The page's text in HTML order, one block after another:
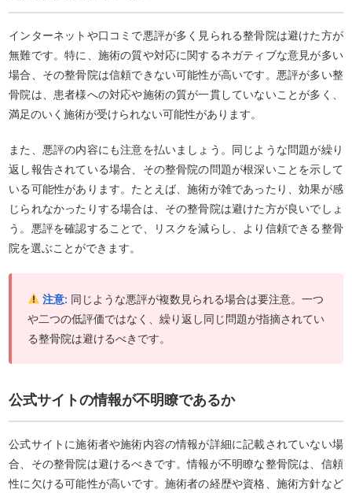
インターネットや口コミで悪評が多く見られる整骨院は避けた方が
無難です。特に、施術の質や対応に関するネガティブな意見が多い
場合、その整骨院は信頼できない可能性が高いです。悪評が多い整
骨院は、患者様への対応や施術の質が一貫していないことが多く、
満足のいく施術が受けられない可能性があります。
また、悪評の内容にも注意を払いましょう。同じような問題が繰り
返し報告されている場合、その整骨院の問題が根深いことを示して
いる可能性があります。たとえば、施術が雑であったり、効果が感
じられなかったりする場合は、その整骨院は避けた方が良いでしょ
う。悪評を確認することで、リスクを減らし、より信頼できる整骨
院を選ぶことができます。
注意: 同じような悪評が複数見られる場合は要注意。一つ
や二つの低評価ではなく、繰り返し同じ問題が指摘されてい
る整骨院は避けるべきです。
公式サイトの情報が不明瞭であるか
公式サイトに施術者や施術内容の情報が詳細に記載されていない場
合、その整骨院は避けるべきです。情報が不明瞭な整骨院は、信頼
性に欠ける可能性が高いです。施術者の経歴や資格、施術方針など